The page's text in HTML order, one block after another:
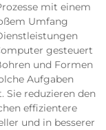
mit einem
Umfang
gesteuert
und Formen
Aufgaben
Sie reduzieren den
effizientere
und in besserer